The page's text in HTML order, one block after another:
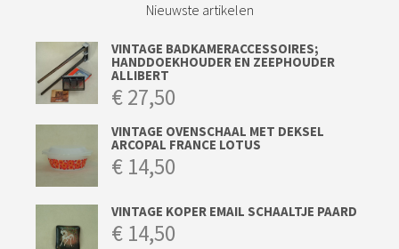
Nieuwste artikelen
VINTAGE BADKAMERACCESSOIRES;
HANDDOEKHOUDER EN ZEEPHOUDER
ALLIBERT
€27,50
VINTAGE OVENSCHAAL MET DEKSEL
ARCOPAL FRANCE LOTUS
€ 14,50
VINTAGE KOPER EMAIL SCHAALTJE PAARD
€ 14,50